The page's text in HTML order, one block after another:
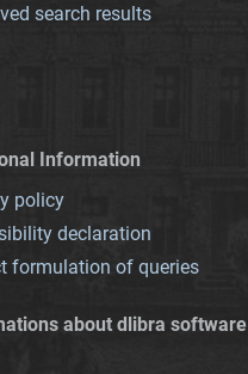
search results
Information
policy
declaration
formulation of queries
about dlibra software